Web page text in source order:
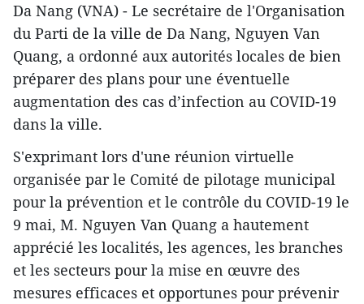
Da Nang (VNA) - Le secrétaire de l'Organisation
du Parti de la ville de Da Nang, Nguyen Van
Quang, a ordonné aux autorités locales de bien
préparer des plans pour une éventuelle
augmentation des cas d’infection au COVID-19
dans la ville.
S'exprimant lors d'une réunion virtuelle
organisée par le Comité de pilotage municipal
pour la prévention et le contrôle du COVID-19 le
9 mai, M. Nguyen Van Quang a hautement
apprécié les localités, les agences, les branches
et les secteurs pour la mise en œuvre des
mesures efficaces et opportunes pour prévenir